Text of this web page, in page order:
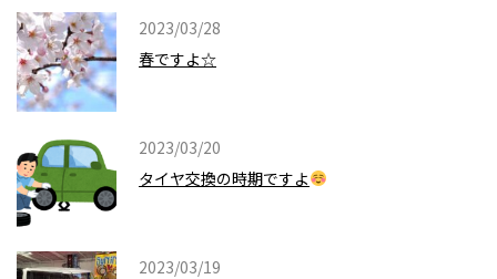
2023/03/28
春ですよ☆
2023/03/20
タイヤ交換の時期ですよ
2023/03/19